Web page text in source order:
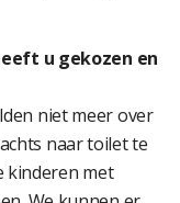
u gekozen en
niet meer over
naar toilet te
kinderen met